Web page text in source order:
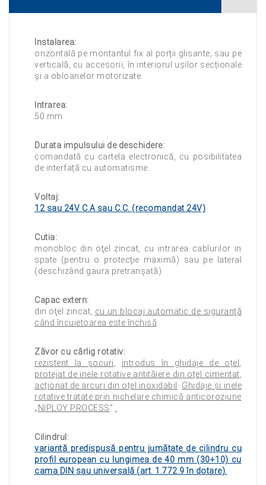
Instalarea:
orizontală pe montantul fix al porții glisante; sau pe
verticală, cu accesorii, în interiorul ușilor secționale
și a obloanelor motorizate.
Intrarea:
50 mm.
Durata impulsului de deschidere:
comandată cu cartela electronică, cu posibilitatea
de interfață cu automatisme.
Voltaj:
12 sau 24V C.A sau C.C. (recomandat 24V)
Cutia:
monobloc din oţel zincat, cu intrarea cablurilor in
spate (pentru o protecţie maximă) sau pe lateral
(deschizând gaura pretranşată).
Capac extern:
din oţel zincat, cu un blocaj automatic de siguranţă
când încuietoarea este închisă
Zăvor cu cârlig rotativ:
rezistent la șocuri
introdus în ghidaje de oțel
protejat de inele rotative antităiere din oțel cimentat
acționat de arcuri din oțel inoxidabil
Ghidaje și inele
rotative tratate prin nichelare chimică anticoroziune
„ NIPLOY PROCESS”
Cilindrul:
variantă predispusă pentru jumătate de cilindru cu
profil european cu lungimea de 40 mm (30+10) cu
cama DIN sau universală (art. 1.772.9 în dotare).